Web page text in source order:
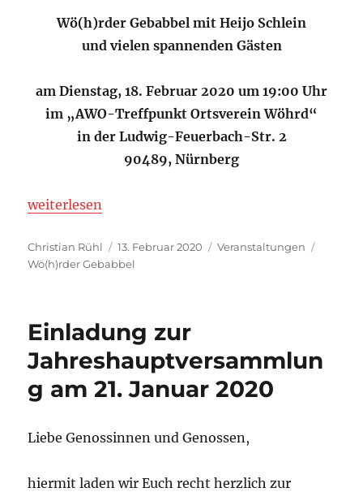
Wö(h)rder Gebabbel mit Heijo Schlein
und vielen spannenden Gästen
am Dienstag, 18. Februar 2020 um 19:00 Uhr
im „AWO-Treffpunkt Ortsverein Wöhrd“
in der Ludwig-Feuerbach-Str. 2
90489, Nürnberg
„Einladung zum Wö(h)rder Gebabbel am 18.
weiterlesen
Autor
Christian Rühl
Veröffentlicht
am
13. Februar 2020 Kategorien
Veranstaltungen
Wö(h)rder Gebabbel
Einladung zur
Jahreshauptversammlun
g am 21. Januar 2020
Liebe Genossinnen und Genossen,
hiermit laden wir Euch recht herzlich zur